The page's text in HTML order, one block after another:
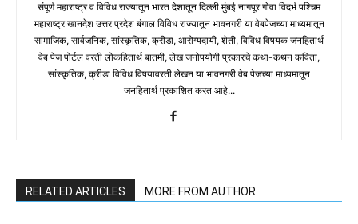
संपूर्ण महाराष्ट्र व विविध राज्यातून भारत देशातून दिल्ली मुंबई नागपूर गोवा विदर्भ पश्चिम
महाराष्ट्र खानदेश उत्तर प्रदेश बंगाल विविध राज्यातून भावनगरी या वेबपेजच्या माध्यमातून
सामाजिक, सार्वजनिक, सांस्कृतिक, क्रीडा, आरोग्यदायी, शेती, विविध विषयक जनहितार्थ
वेब पेज पोर्टल वरती लोकहितार्थ बातमी, लेख जनोपयोगी प्रकारचे कथा-कथन कविता,
सांस्कृतिक, क्रीडा विविध विषयावरती लेखन या भावनगरी वेब पेजच्या माध्यमातून
जनहितार्थ प्रकाशित करत आहे...
RELATED ARTICLES MORE FROM AUTHOR